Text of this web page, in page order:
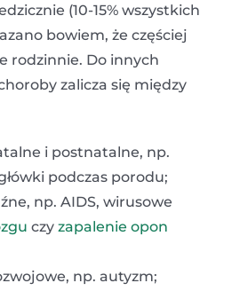
(10-15% wszystkich
bowiem, że częściej
rodzinnie. Do innych
zalicza się między
i postnatalne, np.
podczas porodu;
np. AIDS, wirusowe
czy zapalenie opon
np. autyzm;